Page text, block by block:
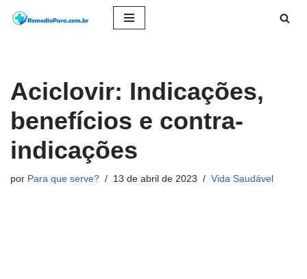
conteúdo
Aciclovir: Indicações,
benefícios e contra-
indicações
por Para que serve? 13 de abril de 2023 Vida Saudável